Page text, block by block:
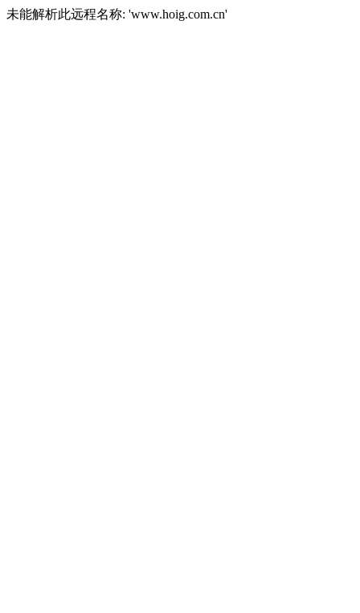
未能解析此远程名称: 'www.hoig.com.cn'